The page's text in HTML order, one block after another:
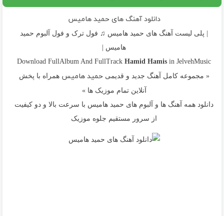
دانلود آهنگ های حمید هامیس
| پلی لیست آهنگ های حمید هامیس ♫ فول ترک و فول آلبوم حمید
هامیس |
Download FullAlbum And FullTrackHamid Hamisin JelvehMusic
« مجموعه کامل آهنگ جدید و قدیمیحمید هامیس همراه با پخش
آنلاین تمام موزیک ها »
دانلود همه آهنگ ها و آلبوم های حمید هامیس با سرعت بالا و دو کیفیت
از سرور مستقیم جلوه موزیک